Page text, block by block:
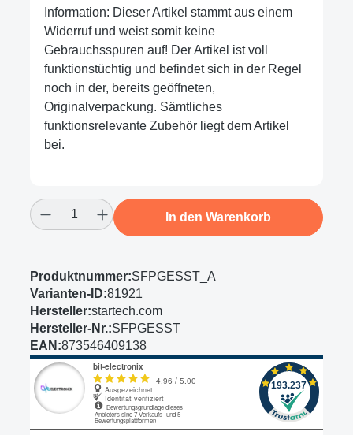
Information: Dieser Artikel stammt aus einem
Widerruf und weist somit keine
Gebrauchsspuren auf! Der Artikel ist voll
funktionstüchtig und befindet sich in der Regel
noch in der, bereits geöffneten,
Originalverpackung. Sämtliches
funktionsrelevante Zubehör liegt dem Artikel
bei.
Produkt Anzahl: Gib den gewünschten
In den Warenkorb
Produktnummer:SFPGESST_A
Varianten-ID:81921
Hersteller:startech.com
Hersteller-Nr.:SFPGESST
EAN:873546409138